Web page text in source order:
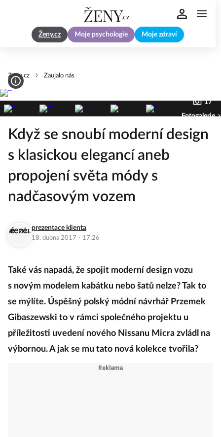
Ženy.cz Moje psychologie Moje zdraví
Zeny.cz Zaujalo nás
17
Fotogalerie
Když se snoubí moderní design
s klasickou elegancí aneb
propojení světa módy s
nadčasovým vozem
prezentace klienta
18. dubna 2017 · 17:26
Také vás napadá, že spojit moderní design vozu
s novým modelem kabátku nebo šatů nelze? Tak to
se mýlíte. Úspěšný polský módní návrhář Przemek
Gibaszewski to v rámci společného projektu u
příležitosti uvedení nového Nissanu Micra zvládl na
výbornou. A jak se mu tato nová kolekce tvořila?